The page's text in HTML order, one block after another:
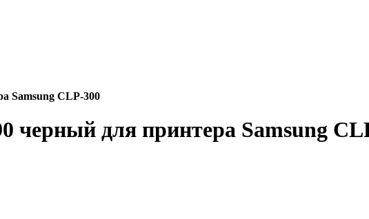
Samsung CLP-300
черный для принтера Samsung